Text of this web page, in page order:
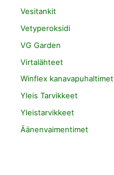
Vesitankit
Vetyperoksidi
VG Garden
Virtalähteet
Winflex kanavapuhaltimet
Yleis Tarvikkeet
Yleistarvikkeet
Äänenvaimentimet